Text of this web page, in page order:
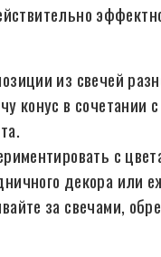
из свечей
конус в
с
декора или
за свечами,